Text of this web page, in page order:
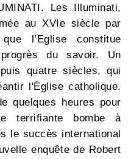
Les Illuminati,
au XVIe siècle par
l’Eglise constitue
du savoir. Un
quatre siècles, qui
l'Église catholique.
quelques heures pour
terrifiante bombe à
le succès international
enquête de Robert